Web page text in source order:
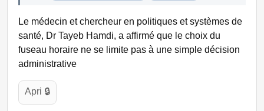
Le médecin et chercheur en politiques et systèmes de
santé, Dr Tayeb Hamdi, a affirmé que le choix du
fuseau horaire ne se limite pas à une simple décision
administrative
Apri 🔒